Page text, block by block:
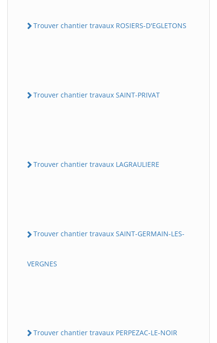
Trouver chantier travaux ROSIERS-D'EGLETONS
Trouver chantier travaux SAINT-PRIVAT
Trouver chantier travaux LAGRAULIERE
Trouver chantier travaux SAINT-GERMAIN-LES-
VERGNES
Trouver chantier travaux PERPEZAC-LE-NOIR